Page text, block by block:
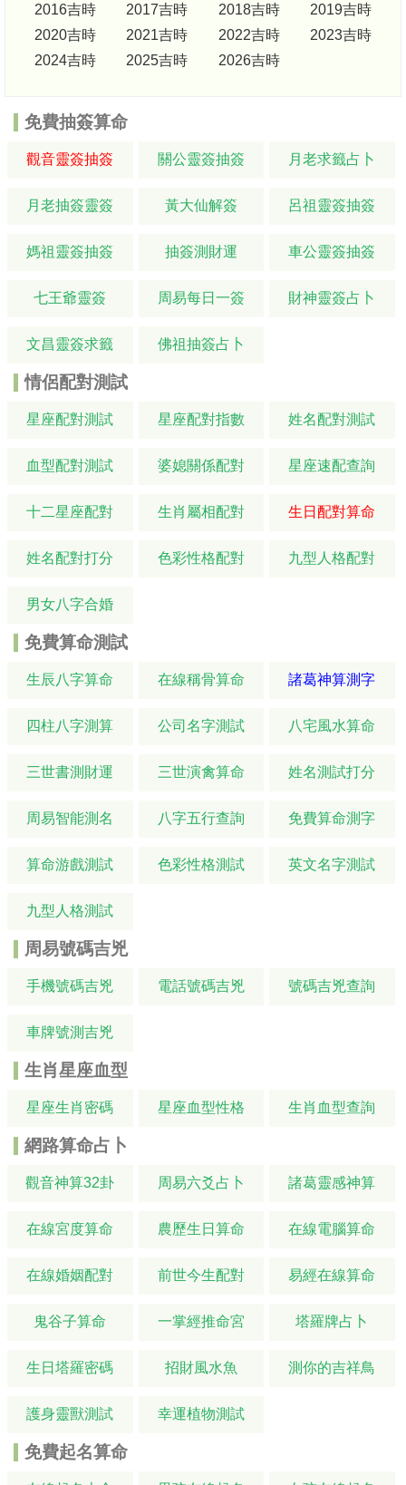
2016吉時
2017吉時 2018吉時
2019吉時
2020吉時
2021吉時 2022吉時
2023吉時
2024吉時
2025吉時 2026吉時
免費抽簽算命
觀音靈簽抽簽 關公靈簽抽簽 月老求籤占卜
月老抽簽靈簽 黃大仙解簽 呂祖靈簽抽簽
媽祖靈簽抽簽 抽簽測財運 車公靈簽抽簽
七王爺靈簽 周易每日一簽 財神靈簽占卜
文昌靈簽求籤 佛祖抽簽占卜
情侶配對測試
星座配對測試 星座配對指數 姓名配對測試
血型配對測試 婆媳關係配對 星座速配查詢
十二星座配對 生肖屬相配對 生日配對算命
姓名配對打分 色彩性格配對 九型人格配對
男女八字合婚
免費算命測試
生辰八字算命 在線稱骨算命 諸葛神算測字
四柱八字測算 公司名字測試 八宅風水算命
三世書測財運 三世演禽算命 姓名測試打分
周易智能測名 八字五行查詢 免費算命測字
算命游戲測試 色彩性格測試 英文名字測試
九型人格測試
周易號碼吉兇
手機號碼吉兇 電話號碼吉兇 號碼吉兇查詢
車牌號測吉兇
生肖星座血型
星座生肖密碼 星座血型性格 生肖血型查詢
網路算命占卜
觀音神算32卦 周易六爻占卜 諸葛靈感神算
在線宮度算命 農歷生日算命 在線電腦算命
在線婚姻配對 前世今生配對 易經在線算命
鬼谷子算命 一掌經推命宮 塔羅牌占卜
生日塔羅密碼 招財風水魚 測你的吉祥鳥
護身靈獸測試 幸運植物測試
免費起名算命